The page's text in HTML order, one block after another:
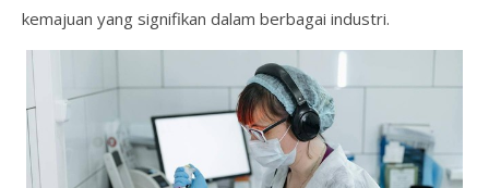
kemajuan yang signifikan dalam berbagai industri.